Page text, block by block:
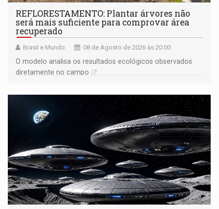
REFLORESTAMENTO: Plantar árvores não
será mais suficiente para comprovar área
recuperado
Brasil e Mundo 08 de Agosto de 2026 às 20:00
O modelo analisa os resultados ecológicos observados
diretamente no campo